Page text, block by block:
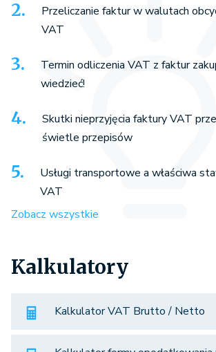
Przeliczanie faktur w walutach
VAT
Termin odliczenia VAT z faktur
wiedzieć!
Skutki nieprzyjęcia faktury VAT
świetle przepisów
Usługi transportowe a właściwa
VAT
Zobacz wszystkie
Kalkulatory
Kalkulator VAT Brutto / Netto